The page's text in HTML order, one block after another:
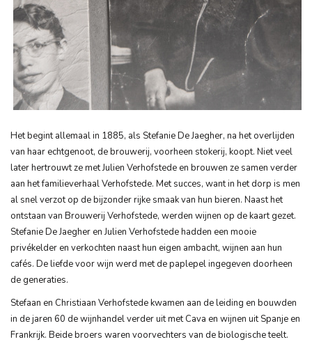
Het begint allemaal in 1885, als Stefanie De Jaegher, na het overlijden
van haar echtgenoot, de brouwerij, voorheen stokerij, koopt. Niet veel
later hertrouwt ze met Julien Verhofstede en brouwen ze samen verder
aan het familieverhaal Verhofstede. Met succes, want in het dorp is men
al snel verzot op de bijzonder rijke smaak van hun bieren. Naast het
ontstaan van Brouwerij Verhofstede, werden wijnen op de kaart gezet.
Stefanie De Jaegher en Julien Verhofstede hadden een mooie
privékelder en verkochten naast hun eigen ambacht, wijnen aan hun
cafés. De liefde voor wijn werd met de paplepel ingegeven doorheen
de generaties.
Stefaan en Christiaan Verhofstede kwamen aan de leiding en bouwden
in de jaren 60 de wijnhandel verder uit met Cava en wijnen uit Spanje en
Frankrijk. Beide broers waren voorvechters van de biologische teelt.